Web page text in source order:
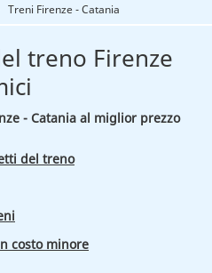
Treni Firenze - Catania
treno Firenze
- Catania al miglior prezzo
del treno
costo minore